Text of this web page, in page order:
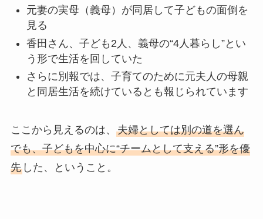
元妻の実母（義母）が同居して子どもの面倒を
見る
香田さん、子ども2人、義母の“4人暮らし”とい
う形で生活を回していた
さらに別報では、子育てのために元夫人の母親
と同居生活を続けているとも報じられています
ここから見えるのは、 夫婦としては別の道を選ん
でも、子どもを中心に“チームとして支える”形を優
先した、ということ。